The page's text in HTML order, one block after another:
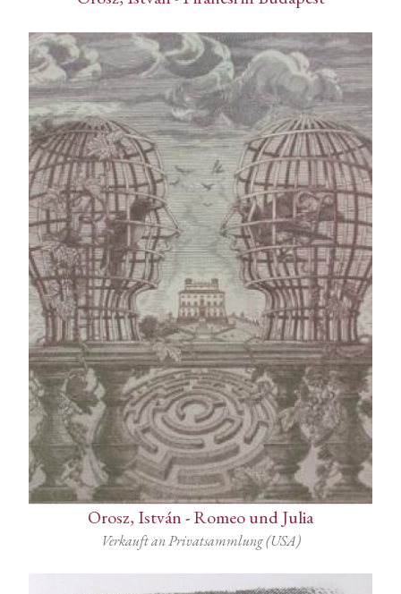
Orosz, István-Romeo und Julia
Verkauft an Privatsammlung (USA)